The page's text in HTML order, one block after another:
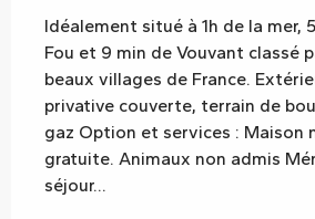
Idéalement situé à 1h de la mer,
Fou et 9 min de Vouvant classé
beaux villages de France.
privative couverte, terrain de
gaz Option et services : Maison
gratuite. Animaux non admis
séjour...